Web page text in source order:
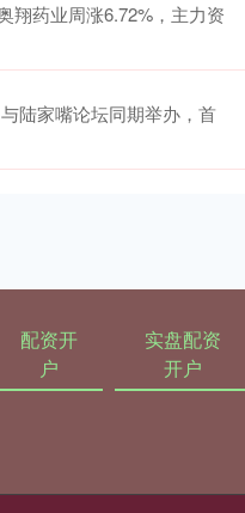
翔药业周涨6.72%，主力资
陆家嘴论坛同期举办，首
配资开
户
实盘配资
开户